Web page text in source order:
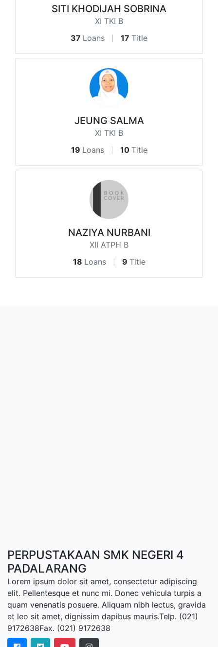
SITI KHODIJAH SOBRINA
XI TKI B
37 Loans 17 Title
JEUNG SALMA
XI TKI B
19 Loans 10 Title
NAZIYA NURBANI
XII ATPH B
18 Loans 9 Title
PERPUSTAKAAN SMK NEGERI 4
PADALARANG
Lorem ipsum dolor sit amet, consectetur adipiscing
elit. Pellentesque et nunc mi. Donec vehicula turpis a
quam venenatis posuere. Aliquam nibh lectus, gravida
et leo sit amet, dignissim dapibus mauris.Telp. (021)
9172638Fax. (021) 9172638